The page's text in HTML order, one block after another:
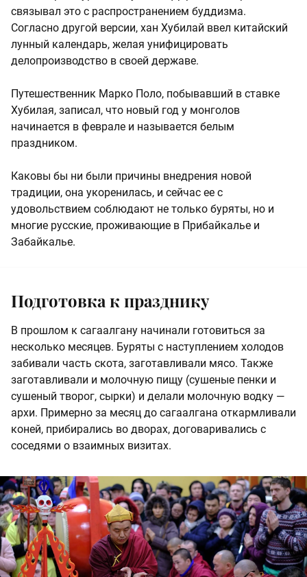
связывал это с распространением буддизма.
Согласно другой версии, хан Хубилай ввел китайский
лунный календарь, желая унифицировать
делопроизводство в своей державе.
Путешественник Марко Поло, побывавший в ставке
Хубилая, записал, что новый год у монголов
начинается в феврале и называется белым
праздником.
Каковы бы ни были причины внедрения новой
традиции, она укоренилась, и сейчас ее с
удовольствием соблюдают не только буряты, но и
многие русские, проживающие в Прибайкалье и
Забайкалье.
Подготовка к празднику
В прошлом к сагаалгану начинали готовиться за
несколько месяцев. Буряты с наступлением холодов
забивали часть скота, заготавливали мясо. Также
заготавливали и молочную пищу (сушеные пенки и
сушеный творог, сырки) и делали молочную водку —
архи. Примерно за месяц до сагаалгана откармливали
коней, прибирались во дворах, договаривались с
соседями о взаимных визитах.